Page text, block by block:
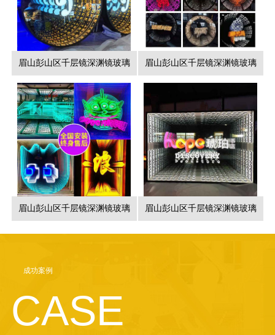
眉山彭山区千层镜深渊镜玻璃 眉山彭山区千层镜深渊镜玻璃
眉山彭山区千层镜深渊镜玻璃 眉山彭山区千层镜深渊镜玻璃
成功案例
CASE